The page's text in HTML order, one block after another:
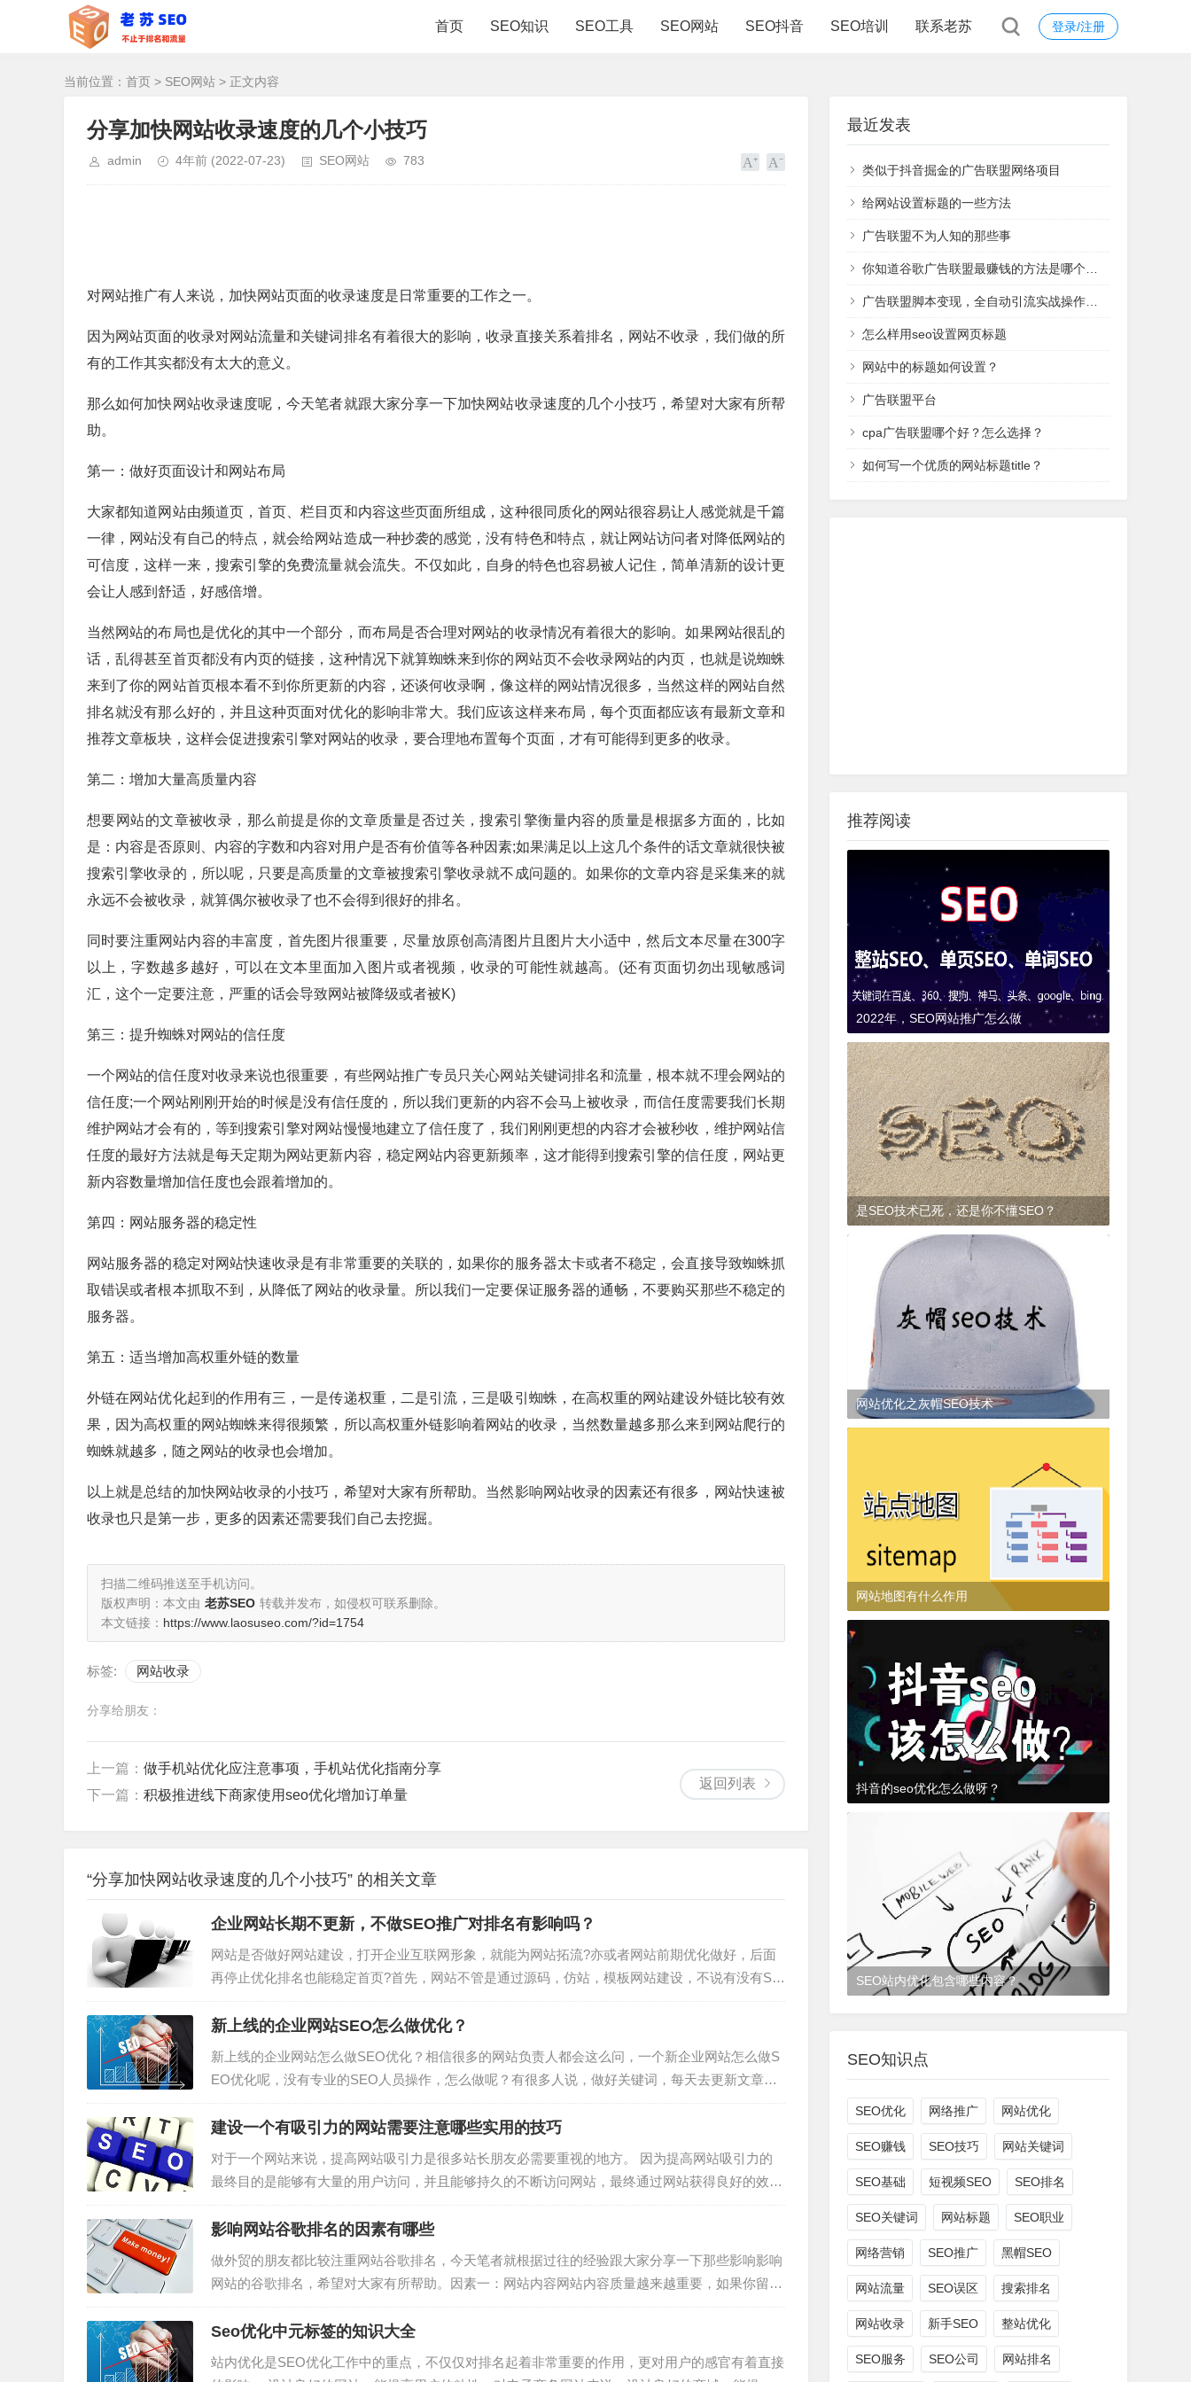
登录/注册
首页 SEO知识 SEO工具 SEO网站 SEO抖音 SEO培训 联系老苏
当前位置： 首页 > SEO网站 > 正文内容
分享加快网站收录速度的几个小技巧
admin 4年前 (2022-07-23) SEO网站 783
对网站推广有人来说，加快网站页面的收录速度是日常重要的工作之一。
因为网站页面的收录对网站流量和关键词排名有着很大的影响，收录直接关系着排名，网站不收录，我们做的所
有的工作其实都没有太大的意义。
那么如何加快网站收录速度呢，今天笔者就跟大家分享一下加快网站收录速度的几个小技巧，希望对大家有所帮
助。
第一：做好页面设计和网站布局
大家都知道网站由频道页，首页、栏目页和内容这些页面所组成，这种很同质化的网站很容易让人感觉就是千篇
一律，网站没有自己的特点，就会给网站造成一种抄袭的感觉，没有特色和特点，就让网站访问者对降低网站的
可信度，这样一来，搜索引擎的免费流量就会流失。不仅如此，自身的特色也容易被人记住，简单清新的设计更
会让人感到舒适，好感倍增。
当然网站的布局也是优化的其中一个部分，而布局是否合理对网站的收录情况有着很大的影响。如果网站很乱的
话，乱得甚至首页都没有内页的链接，这种情况下就算蜘蛛来到你的网站页不会收录网站的内页，也就是说蜘蛛
来到了你的网站首页根本看不到你所更新的内容，还谈何收录啊，像这样的网站情况很多，当然这样的网站自然
排名就没有那么好的，并且这种页面对优化的影响非常大。我们应该这样来布局，每个页面都应该有最新文章和
推荐文章板块，这样会促进搜索引擎对网站的收录，要合理地布置每个页面，才有可能得到更多的收录。
第二：增加大量高质量内容
想要网站的文章被收录，那么前提是你的文章质量是否过关，搜索引擎衡量内容的质量是根据多方面的，比如
是：内容是否原则、内容的字数和内容对用户是否有价值等各种因素;如果满足以上这几个条件的话文章就很快被
搜索引擎收录的，所以呢，只要是高质量的文章被搜索引擎收录就不成问题的。如果你的文章内容是采集来的就
永远不会被收录，就算偶尔被收录了也不会得到很好的排名。
同时要注重网站内容的丰富度，首先图片很重要，尽量放原创高清图片且图片大小适中，然后文本尽量在300字
以上，字数越多越好，可以在文本里面加入图片或者视频，收录的可能性就越高。(还有页面切勿出现敏感词
汇，这个一定要注意，严重的话会导致网站被降级或者被K)
第三：提升蜘蛛对网站的信任度
一个网站的信任度对收录来说也很重要，有些网站推广专员只关心网站关键词排名和流量，根本就不理会网站的
信任度;一个网站刚刚开始的时候是没有信任度的，所以我们更新的内容不会马上被收录，而信任度需要我们长期
维护网站才会有的，等到搜索引擎对网站慢慢地建立了信任度了，我们刚刚更想的内容才会被秒收，维护网站信
任度的最好方法就是每天定期为网站更新内容，稳定网站内容更新频率，这才能得到搜索引擎的信任度，网站更
新内容数量增加信任度也会跟着增加的。
第四：网站服务器的稳定性
网站服务器的稳定对网站快速收录是有非常重要的关联的，如果你的服务器太卡或者不稳定，会直接导致蜘蛛抓
取错误或者根本抓取不到，从降低了网站的收录量。所以我们一定要保证服务器的通畅，不要购买那些不稳定的
服务器。
第五：适当增加高权重外链的数量
外链在网站优化起到的作用有三，一是传递权重，二是引流，三是吸引蜘蛛，在高权重的网站建设外链比较有效
果，因为高权重的网站蜘蛛来得很频繁，所以高权重外链影响着网站的收录，当然数量越多那么来到网站爬行的
蜘蛛就越多，随之网站的收录也会增加。
以上就是总结的加快网站收录的小技巧，希望对大家有所帮助。当然影响网站收录的因素还有很多，网站快速被
收录也只是第一步，更多的因素还需要我们自己去挖掘。
扫描二维码推送至手机访问。
版权声明：本文由 老苏SEO 转载并发布，如侵权可联系删除。
本文链接： https://www.laosuseo.com/?id=1754
标签: 网站收录
分享给朋友：
返回列表
上一篇： 做手机站优化应注意事项，手机站优化指南分享
下一篇： 积极推进线下商家使用seo优化增加订单量
“分享加快网站收录速度的几个小技巧” 的相关文章
企业网站长期不更新，不做SEO推广对排名有影响吗？
网站是否做好网站建设，打开企业互联网形象，就能为网站拓流?亦或者网站前期优化做好，后面
再停止优化排名也能稳定首页?首先，网站不管是通过源码，仿站，模板网站建设，不说有没有SE
O优化，网站若未做好标题标签，网站没有持续的内容更新，那么多数这种企业站点，可能搜索官
网品牌词也不好找到排名，那么更不说网站流...
新上线的企业网站SEO怎么做优化？
新上线的企业网站怎么做SEO优化？相信很多的网站负责人都会这么问，一个新企业网站怎么做S
EO优化呢，没有专业的SEO人员操作，怎么做呢？有很多人说，做好关键词，每天去更新文章就
行了，但是，真的是这样的吗？小编告诉大家：这是完全错误的，为什么呢？因为SEO是一个系统
的工程，并不是做好网站，每天更新文章...
建设一个有吸引力的网站需要注意哪些实用的技巧
对于一个网站来说，提高网站吸引力是很多站长朋友必需要重视的地方。 因为提高网站吸引力的
最终目的是能够有大量的用户访问，并且能够持久的不断访问网站，最终通过网站获得良好的效
益。 今天就跟大家分享一下建设一个有吸引力的网站需要注意哪些实用的技巧？...
影响网站谷歌排名的因素有哪些
做外贸的朋友都比较注重网站谷歌排名，今天笔者就根据过往的经验跟大家分享一下那些影响影响
网站的谷歌排名，希望对大家有所帮助。因素一：网站内容网站内容质量越来越重要，如果你留意
的话那些排名靠前的网站在内容方面做得都相对更好，这些网站的内容质量较高、内容相关性较
强、网站元素更加丰富。另外，网站的内链建设也...
Seo优化中元标签的知识大全
站内优化是SEO优化工作中的重点，不仅仅对排名起着非常重要的作用，更对用户的感官有着直接
最近发表
类似于抖音掘金的广告联盟网络项目
给网站设置标题的一些方法
广告联盟不为人知的那些事
你知道谷歌广告联盟最赚钱的方法是哪个吗？
广告联盟脚本变现，全自动引流实战操作日赚1000+（全套课程）
怎么样用seo设置网页标题
网站中的标题如何设置？
广告联盟平台
cpa广告联盟哪个好？怎么选择？
如何写一个优质的网站标题title？
推荐阅读
2022年，SEO网站推广怎么做
9年前(2017-01-23) SEO知识
是SEO技术已死，还是你不懂SEO？
(2017-01-23)
网站优化之灰帽SEO技术
网站地图有什么作用
抖音的seo优化怎么做呀？
SEO抖音
SEO站内优化包含哪些内容？
SEO知识点
SEO优化 网络推广 网站优化
SEO赚钱 SEO技巧 网站关键词
SEO基础 短视频SEO SEO排名
SEO关键词 网站标题 SEO职业
网络营销 SEO推广 黑帽SEO
网站流量 SEO误区 搜索排名
网站收录 新手SEO 整站优化
SEO服务 SEO公司 网站排名